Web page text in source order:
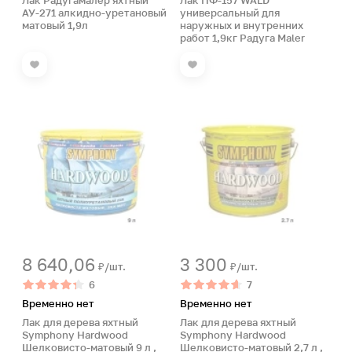
АУ-271 алкидно-уретановый
матовый 1,9л
универсальный для
наружных и внутренних
работ 1,9кг Радуга Maler
8 640,06 ₽/шт.
6
Временно нет
Лак для дерева яхтный
Symphony Hardwood
Шелковисто-матовый 9 л ,
3 300 ₽/шт.
7
Временно нет
Лак для дерева яхтный
Symphony Hardwood
Шелковисто-матовый 2,7 л ,